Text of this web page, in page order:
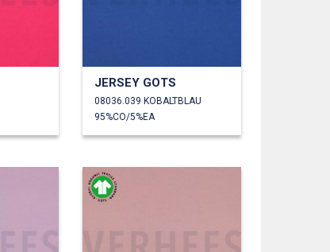
JERSEY GOTS
08036.039 KOBALTBLAU
95%CO/5%EA